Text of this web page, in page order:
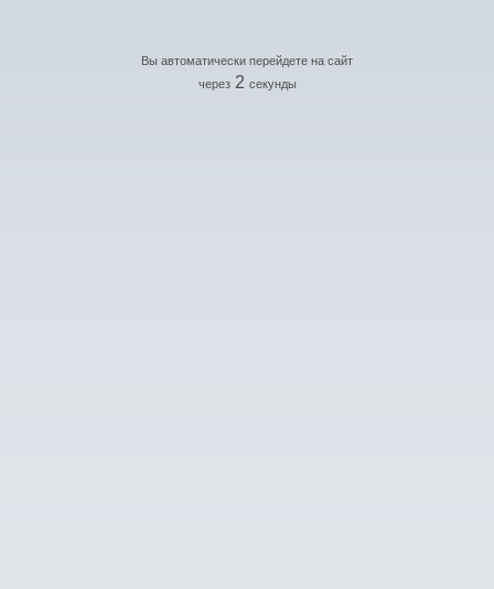
Вы автоматически перейдете на сайт
через 2 секунды